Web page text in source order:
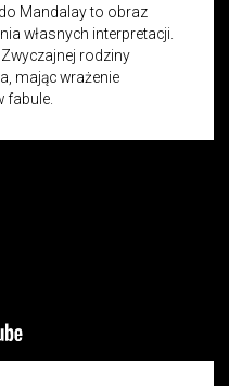
Mandalay to obraz
własnych interpretacji.
rodziny
mając wrażenie
fabule.